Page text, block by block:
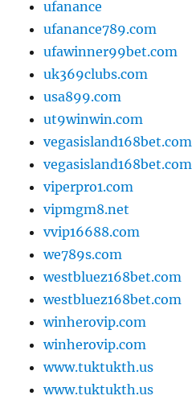
ufanance
ufanance789.com
ufawinner99bet.com
uk369clubs.com
usa899.com
ut9winwin.com
vegasisland168bet.com
vegasisland168bet.com
viperpro1.com
vipmgm8.net
vvip16688.com
we789s.com
westbluez168bet.com
westbluez168bet.com
winherovip.com
winherovip.com
www.tuktukth.us
www.tuktukth.us